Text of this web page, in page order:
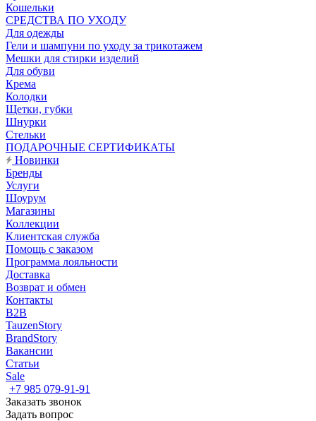
Кошельки
CРЕДСТВА ПО УХОДУ
Для одежды
Гели и шампуни по уходу за трикотажем
Мешки для стирки изделий
Для обуви
Крема
Колодки
Щетки, губки
Шнурки
Стельки
ПОДАРОЧНЫЕ СЕРТИФИКАТЫ
Новинки
Бренды
Услуги
Шоурум
Магазины
Коллекции
Клиентская служба
Помощь с заказом
Программа лояльности
Доставка
Возврат и обмен
Контакты
B2B
TauzenStory
BrandStory
Вакансии
Статьи
Sale
+7 985 079-91-91
Заказать звонок
Задать вопрос